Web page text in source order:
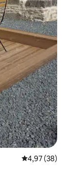
4,97 de uma
4,97 (38)